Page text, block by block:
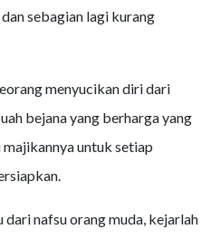
sebagian lagi kurang
menyucikan diri dari
bejana yang berharga yang
untuk setiap
nafsu orang muda, kejarlah